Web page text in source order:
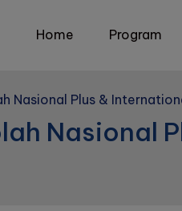
Home Program
Nasional Plus &
Nasional